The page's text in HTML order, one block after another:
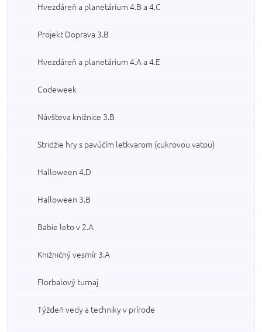
Hvezdáreň a planetárium 4.B a 4.C
Projekt Doprava 3.B
Hvezdáreň a planetárium 4.A a 4.E
Codeweek
Návšteva knižnice 3.B
Stridžie hry s pavúčím letkvarom (cukrovou vatou)
Halloween 4.D
Halloween 3.B
Babie leto v 2.A
Knižničný vesmír 3.A
Florbalový turnaj
Týždeň vedy a techniky v prírode